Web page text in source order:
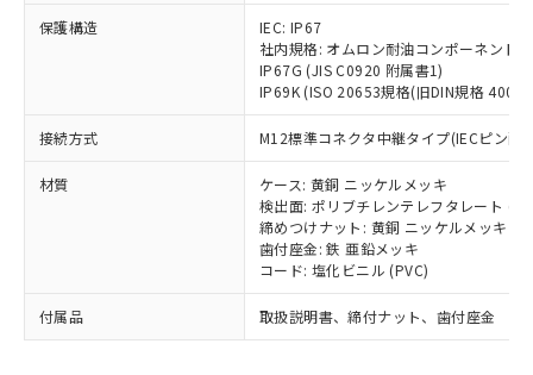
保護構造
IEC: IP67
社内規格: オムロン耐油コンポーネント
IP67G (JIS C0920 附属書1)
IP69K (ISO 20653規格(旧DIN規格
接続方式 M12標準コネクタ中継タイプ(IECピン配
材質
ケース: 黄銅 ニッケルメッキ
検出面: ポリブチレンテレフタレート
締めつけナット: 黄銅 ニッケルメッキ
歯付座金: 鉄 亜鉛メッキ
コード: 塩化ビニル (PVC)
付属品 取扱説明書、締付ナット、歯付座金
覧された時点での実際の在庫および標
準価格とは異なる場合があることをご
正式な納期状況および標準価格はお客
様のお取引先、またはお客様担当のオ
ムロン制御機器販売店・当社販売員に
ご相談ください。
オムロン制御機器販売店や当社販売拠
販売ネットワーク
」をご確認
在庫状況および標準価格結果を当社の
事前の承諾なく第三者に漏洩または開
示しないようお願いします。
マイパーツ機能（部品リスト作成サー
ミウム(Cd) 100ppm以下、
六価クロム(Cr(Ⅵ)) 1000ppm以下、ポリ臭化ビフェニル
類(PBB) 1000ppm以下、ポリ臭化ジフェニルエーテル類
(PBDE) 1000ppm以下、フタル酸ビス(2-エチルヘキシ
ル) (DEHP)(別名：DOP) 1000ppm以下、フタル酸ブチ
ルベンジル（BBP） 1000ppm以下、フタル酸ジブチル
（DBP） 1000ppm以下、フタル酸ジイソブチル
(DIBP) 1000ppm以下
但し、RoHS指令で産業用監視および制御機器に対する
フタル酸エステル類の４物質については閾値を超える意
図的な使用がないことを確認しています。
部品在庫の切り替え状況などにより、予定
月が前後することがあります。
Pb(鉛) :1000ppm、 Hg(水銀) : 1000ppm、 Cd(カドミウ
ム) : 100ppm、
Cr(Ⅵ)(六価クロム) : 1000ppm、 PBBs(ポリ臭化ビフェ
ニル類) : 1000ppm、 PBDEs(ポリ臭化ジフェニルエーテ
DBP(フタル酸ジブチル) : 1000ppm、 DIBP(フタル酸ジ
イソブチル) : 1000ppm、 BBP(フタル酸ブチルベンジ
ル) : 1000ppm、
DEHP(フタル酸ビス(2-エチルヘキシル)) : 1000ppm
※2 環境保護使用期限
「ｅ」：有害物質（10物質）のすべてが基
準値以下であることを示します。
「10」：通常の使用状況下において有害物
質が外部に漏えいし、環境に深刻な影響を
可)を取得するなどの必要な手続きを
当社は規制貨物を破棄する場合は、完
全に破砕するなど、違法に輸出されな
いよう必要な手段を講じます。
当社は貴社製品を、核兵器、ミサイ
ル、化学兵器、生物兵器またはその他
武器並びにこれらの製造装置等に一切
使用いたしません。
当社は、貴社製品を第三者に販売する
場合は、上記1、2および3の内容を当
該第三者に通知します。また当社は、
販売先および販売に係わる関係者が違
法に輸出するおそれがある場合は、取
一定数以上の在庫あり
一定数には満たないが在庫あり
在庫なし(最新の在庫状況につ
いては、お客様のお取引先、ま
たはお客様担当のオムロン制御
機器販売店・当社販売員にご確
認ください)
受注生産機種、また在庫状況の